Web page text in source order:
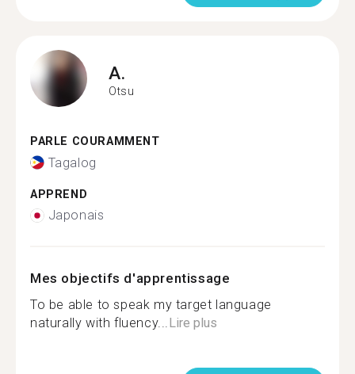
A.
Otsu
PARLE COURAMMENT
Tagalog
APPREND
Japonais
Mes objectifs d'apprentissage
To be able to speak my target language
naturally with fluency...Lire plus